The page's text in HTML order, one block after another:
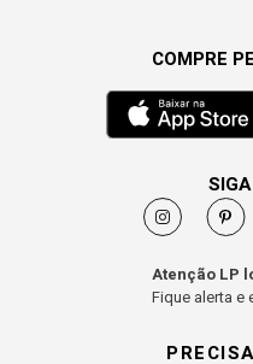
COMPRE
Atenção LP
Fique alerta e